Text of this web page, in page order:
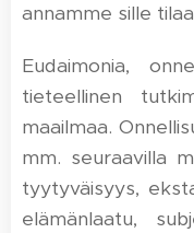
annamme sille
Eudaimonia,
tieteellinen
maailmaa.
mm. seuraavilla
tyytyväisyys,
elämänlaatu,